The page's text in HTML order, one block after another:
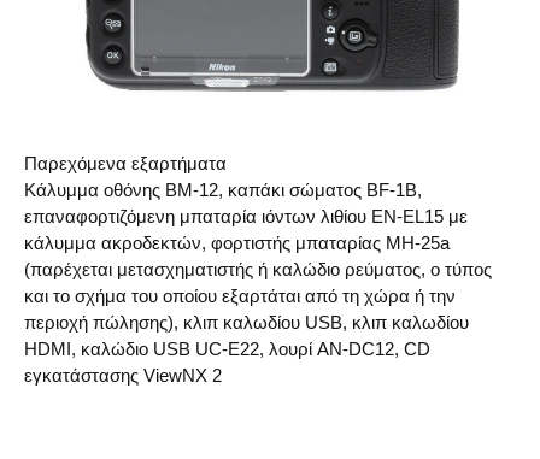
Παρεχόμενα εξαρτήματα
Κάλυμμα οθόνης BM-12, καπάκι σώματος BF-1B,
επαναφορτιζόμενη μπαταρία ιόντων λιθίου EN-EL15 με
κάλυμμα ακροδεκτών, φορτιστής μπαταρίας MH-25a
(παρέχεται μετασχηματιστής ή καλώδιο ρεύματος, ο τύπος
και το σχήμα του οποίου εξαρτάται από τη χώρα ή την
περιοχή πώλησης), κλιπ καλωδίου USB, κλιπ καλωδίου
HDMI, καλώδιο USB UC-E22, λουρί AN-DC12, CD
εγκατάστασης ViewNX 2